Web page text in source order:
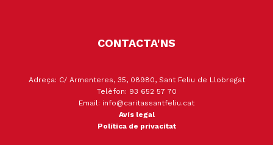
CONTACTA'NS
Adreça: C/ Armenteres, 35, 08980, Sant Feliu de Llobregat
Telèfon: 93 652 57 70
Email: info@caritassantfeliu.cat
Avís legal
Política de privacitat